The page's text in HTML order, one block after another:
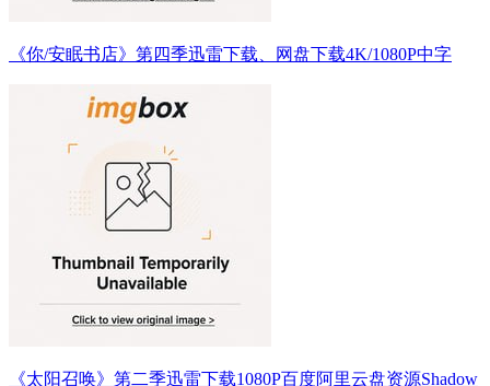
《你/安眠书店》第四季迅雷下载、网盘下载4K/1080P中字
《太阳召唤》第二季迅雷下载1080P百度阿里云盘资源Shadow